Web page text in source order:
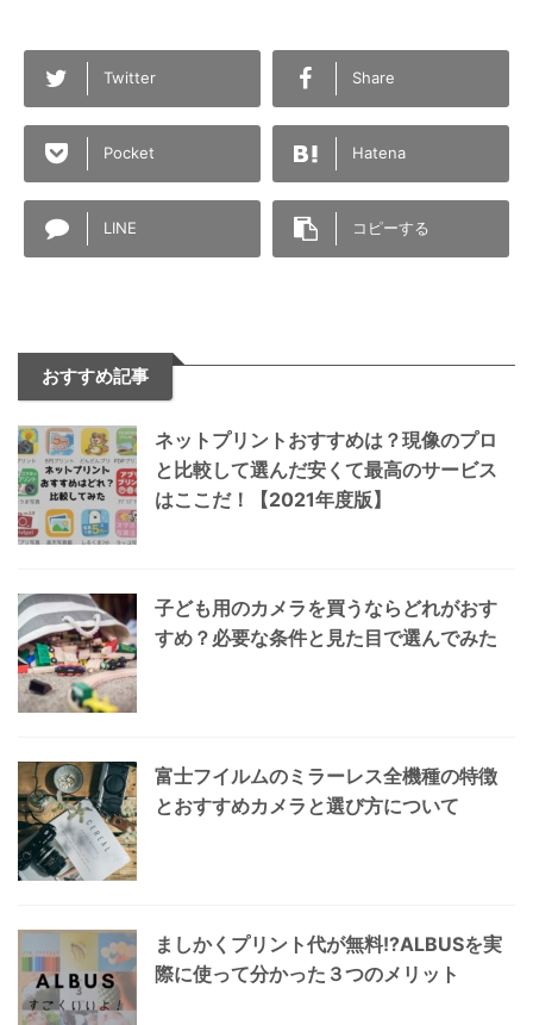
Twitter Share
Pocket Hatena
LINE コピーする
おすすめ記事
ネットプリントおすすめは？現像のプロ
と比較して選んだ安くて最高のサービス
はここだ！【2021年度版】
子ども用のカメラを買うならどれがおす
すめ？必要な条件と見た目で選んでみた
富士フイルムのミラーレス全機種の特徴
とおすすめカメラと選び方について
ましかくプリント代が無料!?ALBUSを実
際に使って分かった３つのメリット